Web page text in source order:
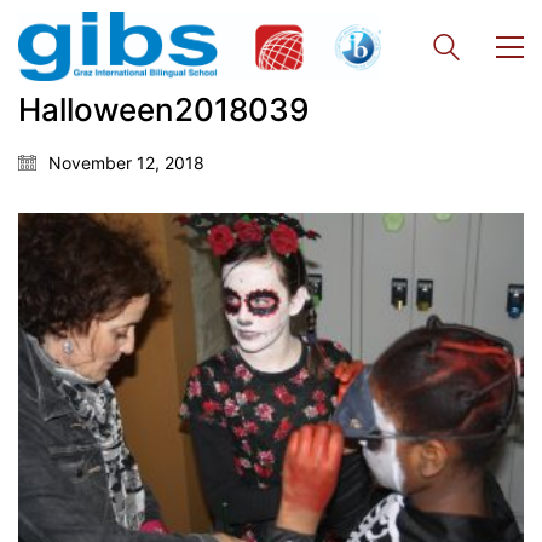
Halloween2018039
November 12, 2018
8020 Graz
Telephone +43 50 248 021
Fax – NO longer in use
Educational Partners
Erasmus+
ESF\REACT Fördermaßnahme
Graz University of Technology
Gymnasium Steiermark